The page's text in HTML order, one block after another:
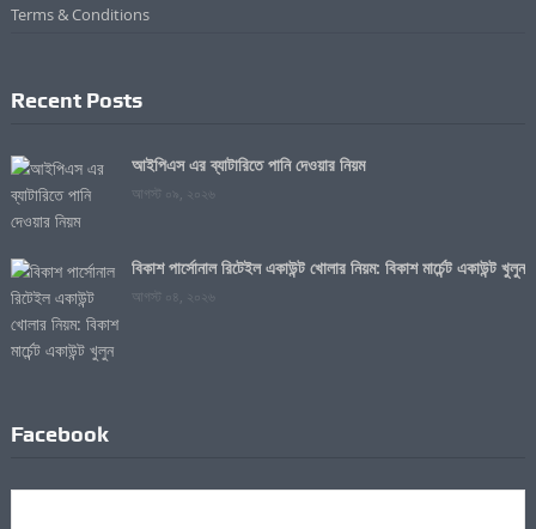
Terms & Conditions
Recent Posts
আইপিএস এর ব্যাটারিতে পানি দেওয়ার নিয়ম
আগস্ট ০৯, ২০২৬
বিকাশ পার্সোনাল রিটেইল একাউন্ট খোলার নিয়ম: বিকাশ মার্চেন্ট একাউন্ট খুলুন
আগস্ট ০৪, ২০২৬
Facebook